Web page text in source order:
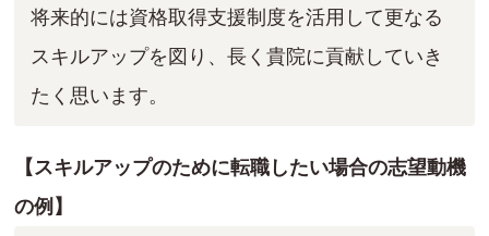
将来的には資格取得支援制度を活用して更なる
スキルアップを図り、長く貴院に貢献していき
たく思います。
【スキルアップのために転職したい場合の志望動機
の例】